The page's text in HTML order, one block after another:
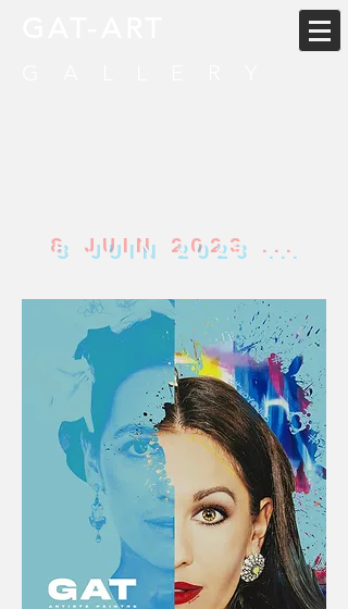
8 JUIN 2023 ...